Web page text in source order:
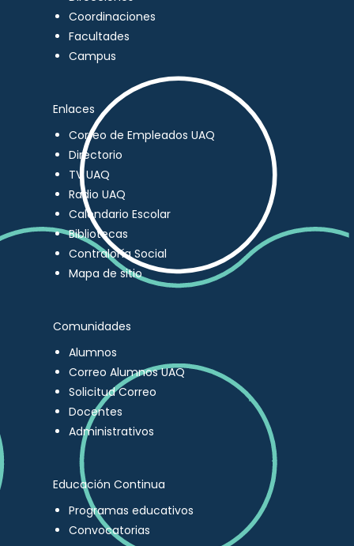
Coordinaciones
Facultades
Campus
Enlaces
Correo de Empleados UAQ
Directorio
TV UAQ
Radio UAQ
Calendario Escolar
Bibliotecas
Contraloría Social
Mapa de sitio
Comunidades
Alumnos
Correo Alumnos UAQ
Solicitud Correo
Docentes
Administrativos
Educación Continua
Programas educativos
Convocatorias